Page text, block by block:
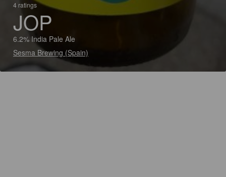
4 ratings
JOP
6.2% India Pale Ale
Sesma Brewing (Spain)